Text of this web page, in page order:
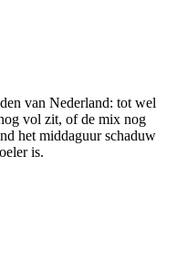
van Nederland: tot wel
vol zit, of de mix nog
het middaguur schaduw
is.